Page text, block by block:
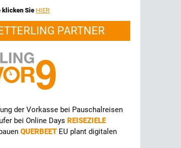
klicken Sie HIER
PARTNER
der Vorkasse bei Pauschalreisen
bei Online Days REISEZIELE
QUERBEET EU plant digitalen